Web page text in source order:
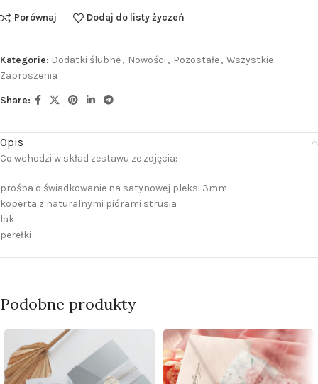
Porównaj Dodaj do listy życzeń
Kategorie: Dodatki ślubne, Nowości , Pozostałe, Wszystkie
Zaproszenia
Share:
Opis
Co wchodzi w skład zestawu ze zdjęcia:
prośba o świadkowanie na satynowej pleksi 3mm
koperta z naturalnymi piórami strusia
lak
perełki
Podobne produkty